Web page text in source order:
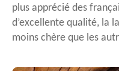
plus apprécié des
d’excellente qualité, la
moins chère que les